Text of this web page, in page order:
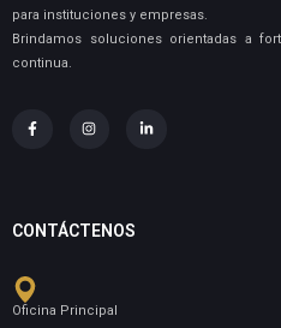
para instituciones y empresas.
Brindamos soluciones orientadas a
continua.
CONTÁCTENOS
Oficina Principal